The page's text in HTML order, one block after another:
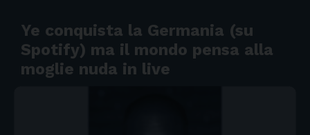
Ye conquista la Germania (su
Spotify) ma il mondo pensa alla
moglie nuda in live